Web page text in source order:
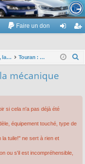
Touran
Faire un don
ne nr
Touran, la mécanique : moteurs, boites, transmissions, freins, direction, roues Touran : problèmes touchant la mécanique
mécanique
si cela n'a pas déjà été
équipement touché, type de
la tuile!" ne sert à rien et
ou s'il est incompréhensible,